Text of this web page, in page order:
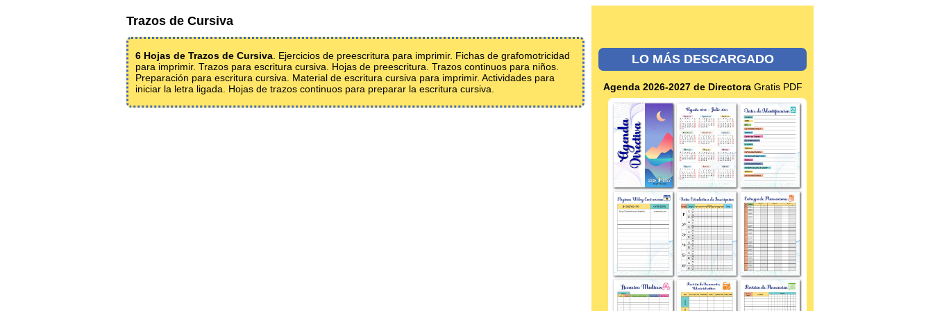
Trazos de Cursiva
6 Hojas de Trazos de Cursiva . Ejercicios de preescritura para imprimir. Fichas de grafomotricidad
para imprimir. Trazos para escritura cursiva. Hojas de preescritura. Trazos continuos para niños.
Preparación para escritura cursiva. Material de escritura cursiva para imprimir. Actividades para
iniciar la letra ligada. Hojas de trazos continuos para preparar la escritura cursiva.
LO MÁS DESCARGADO
Agenda 2026-2027 de DirectoraGratis PDF